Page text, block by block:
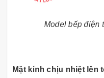
Model bếp điện
Mặt kính chịu nhiệt lên